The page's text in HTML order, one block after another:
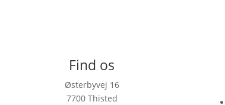
Find os
Østerbyvej 16
7700 Thisted